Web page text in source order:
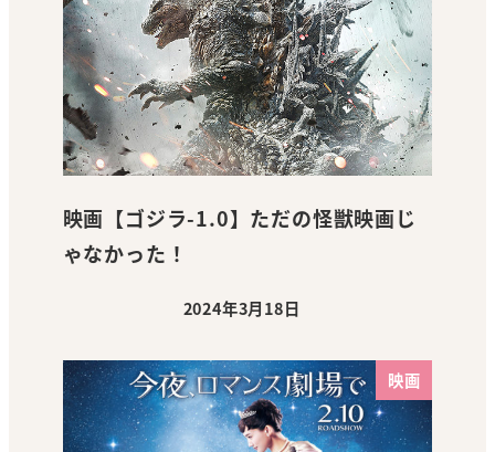
映画【ゴジラ-1.0】ただの怪獣映画じ
ゃなかった！
投稿日
2024年3月18日
映画